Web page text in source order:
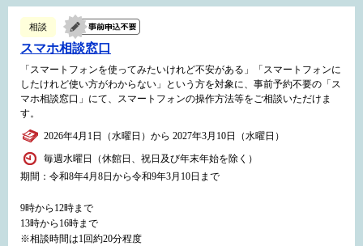
相談
スマホ相談窓口
「スマートフォンを使ってみたいけれど不安がある」「スマートフォンに
したけれど使い方がわからない」という方を対象に、事前予約不要の「ス
マホ相談窓口」にて、スマートフォンの操作方法等をご相談いただけま
す。
2026年4月1日（水曜日）から 2027年3月10日（水曜日）
毎週水曜日（休館日、祝日及び年末年始を除く）
期間：令和8年4月8日から令和9年3月10日まで
9時から12時まで
13時から16時まで
※相談時間は1回約20分程度